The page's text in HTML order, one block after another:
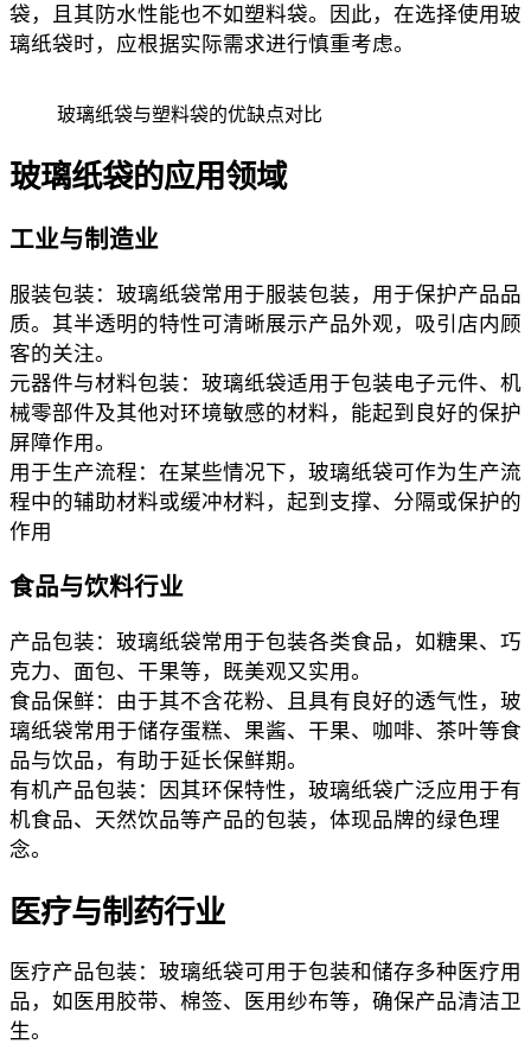
袋，且其防水性能也不如塑料袋。因此，在选择使用玻
璃纸袋时，应根据实际需求进行慎重考虑。
玻璃纸袋与塑料袋的优缺点对比
玻璃纸袋的应用领域
工业与制造业
服装包装：玻璃纸袋常用于服装包装，用于保护产品品
质。其半透明的特性可清晰展示产品外观，吸引店内顾
客的关注。
元器件与材料包装：玻璃纸袋适用于包装电子元件、机
械零部件及其他对环境敏感的材料，能起到良好的保护
屏障作用。
用于生产流程：在某些情况下，玻璃纸袋可作为生产流
程中的辅助材料或缓冲材料，起到支撑、分隔或保护的
作用
食品与饮料行业
产品包装：玻璃纸袋常用于包装各类食品，如糖果、巧
克力、面包、干果等，既美观又实用。
食品保鲜：由于其不含花粉、且具有良好的透气性，玻
璃纸袋常用于储存蛋糕、果酱、干果、咖啡、茶叶等食
品与饮品，有助于延长保鲜期。
有机产品包装：因其环保特性，玻璃纸袋广泛应用于有
机食品、天然饮品等产品的包装，体现品牌的绿色理
念。
医疗与制药行业
医疗产品包装：玻璃纸袋可用于包装和储存多种医疗用
品，如医用胶带、棉签、医用纱布等，确保产品清洁卫
生。